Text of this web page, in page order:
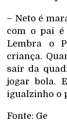
– Neto é
com o pai é
Lembra o
criança.
sair da
jogar bola.
igualzinho o
Fonte: Ge